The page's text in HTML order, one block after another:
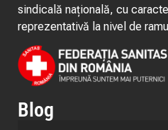
sindicală națională, cu
reprezentativă la nivel de
Blog